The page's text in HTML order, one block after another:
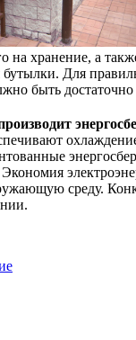
на хранение, а
бутылки. Для
быть
среду.